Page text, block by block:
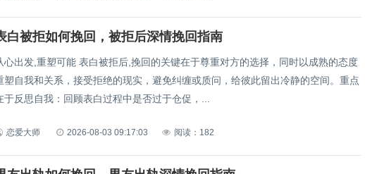
白被拒如何挽回，被拒后深情挽回指南
心出发,重塑可能 表白被拒后,挽回的关键在于尊重对方的选择，同时以成熟的态度
塑自我和关系，接受拒绝的现实，避免纠缠或质问，给彼此留出冷静的空间。重点
于反思自我：回顾表白过程中是否过于仓促，...
恋爱大师 2026-08-03 09:17:03 阅读：182